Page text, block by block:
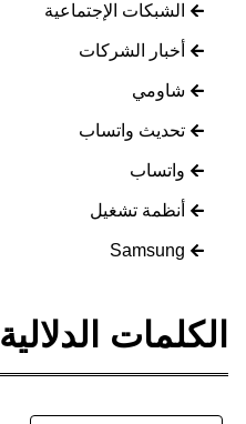
الشبكات الإجتماعية
أخبار الشركات
شاومي
تحديث واتساب
واتساب
أنظمة تشغيل
Samsung
الكلمات الدلالية